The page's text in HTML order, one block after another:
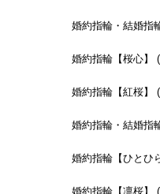
婚約指輪・結婚指
婚約指輪【桜心】
婚約指輪【紅桜】
婚約指輪・結婚指
婚約指輪【ひとひ
婚約指輪【凛桜】